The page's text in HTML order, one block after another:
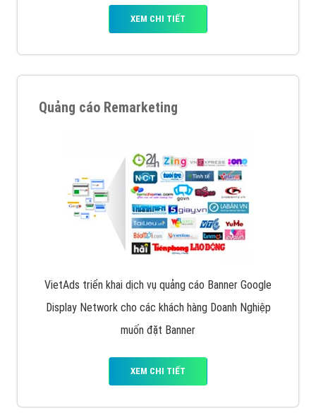
XEM CHI TIẾT
Quảng cáo Remarketing
VietAds triển khai dịch vụ quảng cáo Banner Google
Display Network cho các khách hàng Doanh Nghiệp
muốn đặt Banner
XEM CHI TIẾT